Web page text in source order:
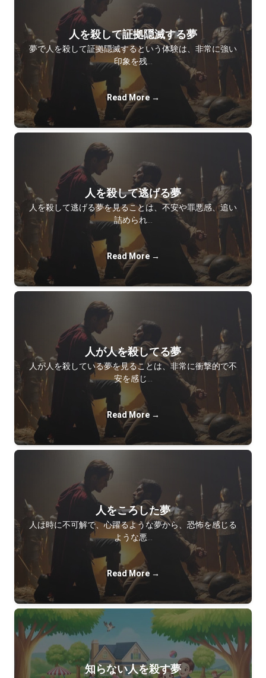
人を殺して証拠隠滅する夢
夢で人を殺して証拠隠滅するという体験は、非常に強い
印象を残…
Read More →
人を殺して逃げる夢
人を殺して逃げる夢を見ることは、不安や罪悪感、追い
詰められ…
Read More →
人が人を殺してる夢
人が人を殺している夢を見ることは、非常に衝撃的で不
安を感じ…
Read More →
人をころした夢
人は時に不可解で、心躍るような夢から、恐怖を感じる
ような悪…
Read More →
知らない人を殺す夢